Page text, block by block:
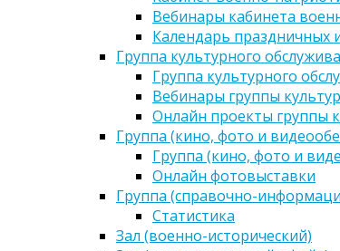
Вебинары кабинета
Календарь праздничных
Группа культурного
Группа культурного
Вебинары группы
Онлайн проекты группы
Группа (кино, фото и
Группа (кино, фото и
Онлайн фотовыставки
Группа (справочно-
Статистика
Зал (военно-исторический)